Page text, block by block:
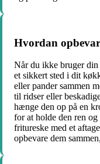
Hvordan
Når du ikke bruger din
et sikkert sted i dit
eller pander sammen
til ridser eller
hænge den op på en
for at holde den ren
fritureske med et
opbevare dem